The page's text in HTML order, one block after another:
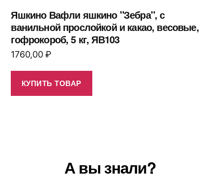
Яшкино Вафли яшкино "Зебра", с
ванильной прослойкой и какао, весовые,
гофрокороб, 5 кг, ЯВ103
1760,00₽
КУПИТЬ ТОВАР
А вы знали?